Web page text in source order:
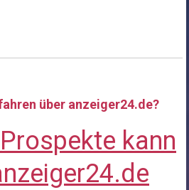
über anzeiger24.de?
kann